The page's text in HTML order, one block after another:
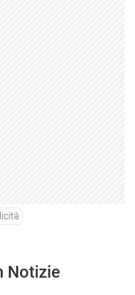
Notizie